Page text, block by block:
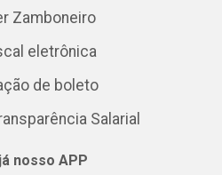
Zamboneiro
eletrônica
de boleto
Salarial
nosso APP